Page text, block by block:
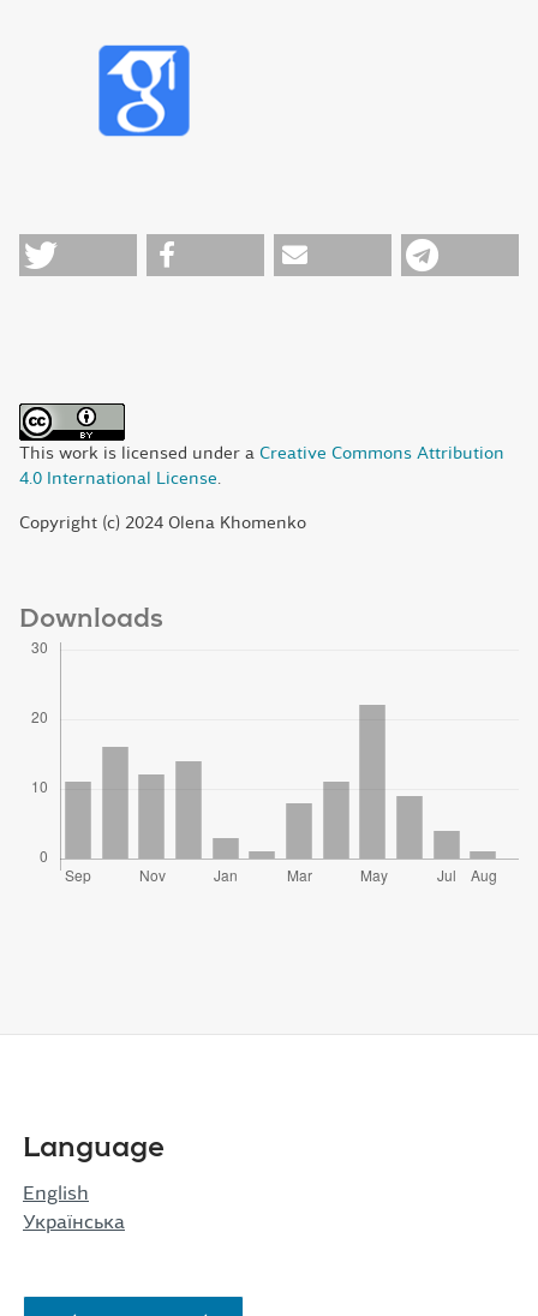
This work is licensed under a Creative Commons Attribution
4.0 International License
Copyright (c) 2024 Olena Khomenko
Downloads
Language
English
Українська